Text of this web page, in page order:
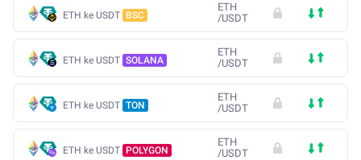
ETH ke USDT BSC
ETH
/USDT
ETH ke USDT SOLANA
ETH
/USDT
ETH ke USDT TON
ETH
/USDT
ETH ke USDT POLYGON
ETH
/USDT